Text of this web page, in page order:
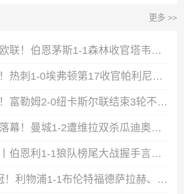
更多 >>
首次参加欧联！伯恩茅斯1-1森林收官塔韦尼耶救主怀特远射破门
保级成功！热刺1-0埃弗顿第17收官帕利尼亚制胜热刺近6轮仅1负
赢球收官！富勒姆2-0纽卡斯尔联结束3轮不胜迪奥普、凯尔尼破门
瓜帅时代落幕！曼城1-2遭维拉双杀瓜迪奥拉、B席、斯通斯告别战
英超收官丨伯恩利1-1狼队榜尾大战握手言和两队双双降入英冠
第5进欧冠！利物浦1-1布伦特福德萨拉赫、罗伯逊结束9年红军生涯